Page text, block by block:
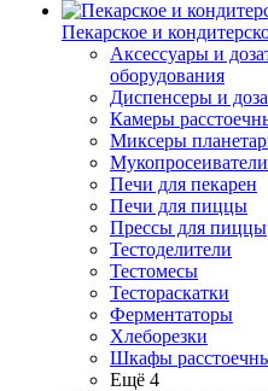
Пекарское и
Аксессуары и
оборудования
Диспенсеры и
Камеры
Миксеры
Мукопросеиватели
Печи для пекарен
Печи для пиццы
Прессы для пиццы
Тестоделители
Тестомесы
Тестораскатки
Ферментаторы
Хлеборезки
Шкафы
Ещё 4